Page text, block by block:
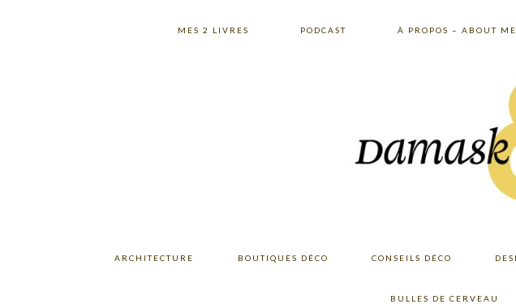
MES 2 LIVRES PODCAST À PROPOS – ABOUT ME
ARCHITECTURE BOUTIQUES DÉCO CONSEILS DÉCO
BULLES DE CERVEAU